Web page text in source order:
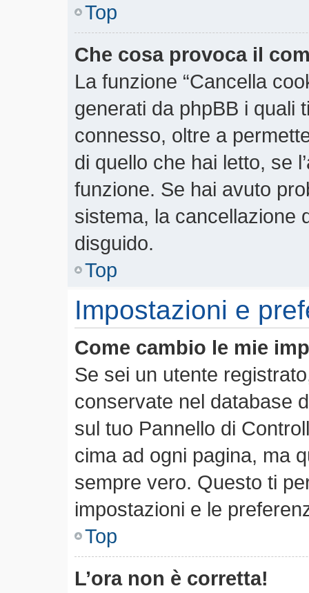
Top
Che cosa provoca il
La funzione “Cancella
generati da phpBB i quali
connesso, oltre a
di quello che hai letto, se
funzione. Se hai avuto
sistema, la cancellazione
disguido.
Top
Impostazioni e
Come cambio le mie
Se sei un utente
conservate nel database
sul tuo Pannello di
cima ad ogni pagina, ma
sempre vero. Questo ti
impostazioni e le
Top
L’ora non è corretta!